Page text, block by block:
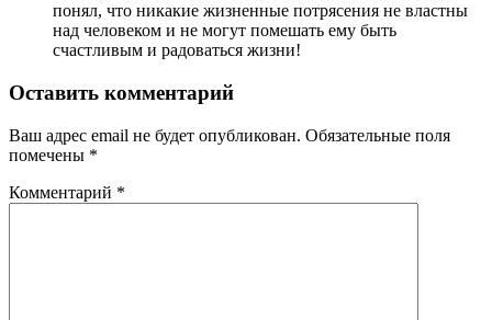
понял, что никакие жизненные потрясения не властны
над человеком и не могут помешать ему быть
счастливым и радоваться жизни!
Оставить комментарий
Ваш адрес email не будет опубликован. Обязательные поля
помечены *
Комментарий *